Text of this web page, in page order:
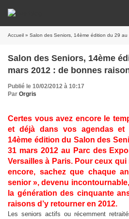
Accueil » Salon des Seniors, 14ème édition du 29 au 31
Salon des Seniors, 14ème
mars 2012 : de bonnes
Publié le 10/02/2012 à 10:17
Par Orgris
Certes vous avez encore le
et déjà dans vos agendas et
14ème édition du Salon des
31 mars 2012 au Parc des
Versailles à Paris. Pour ceux
encore, sachez que chaque
senior », devenu
la génération des cinquante
raisons d’y retourner en 2012.
Les seniors actifs ou récemment